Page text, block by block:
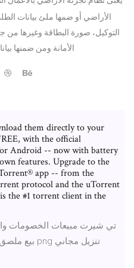
الأراضي أو ضمها ملئ بيانات
التوكيل، صورة البطاقة وغيرها من
الأمانة ومن ضمنها
them directly to your
with the official
Android -- now with battery
features. Upgrade to the
app -- from the
protocol and the uTorrent
the #1 torrent client in the
تي شيرت مبيعات الخصومات
بيع ملصق, النص, التجزئة, الشعار png تنزيل مجاني